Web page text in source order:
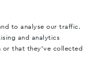
to analyse our traffic.
and analytics
that they’ve collected